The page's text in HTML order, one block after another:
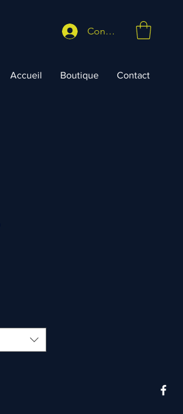
Connexion
Accueil Boutique Contact